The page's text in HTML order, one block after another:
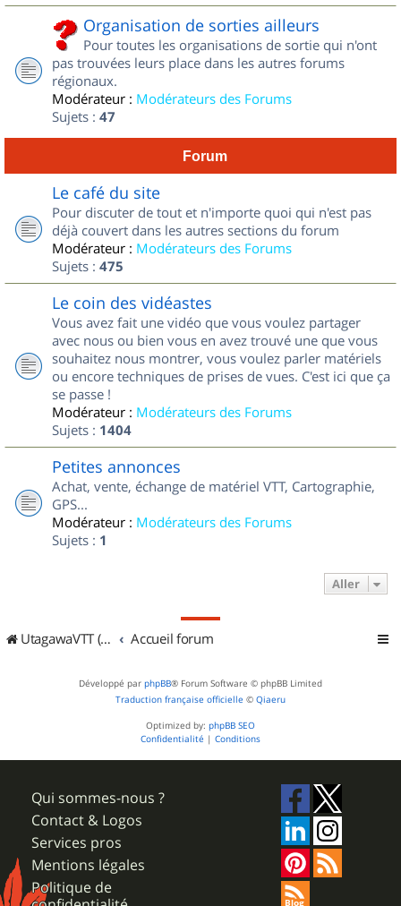
Organisation de sorties ailleurs
Pour toutes les organisations de sortie qui n'ont
pas trouvées leurs place dans les autres forums
régionaux.
Modérateur : Modérateurs des Forums
Sujets : 47
Forum
Le café du site
Pour discuter de tout et n'importe quoi qui n'est pas
déjà couvert dans les autres sections du forum
Modérateur : Modérateurs des Forums
Sujets : 475
Le coin des vidéastes
Vous avez fait une vidéo que vous voulez partager
avec nous ou bien vous en avez trouvé une que vous
souhaitez nous montrer, vous voulez parler matériels
ou encore techniques de prises de vues. C'est ici que ça
se passe !
Modérateur : Modérateurs des Forums
Sujets : 1404
Petites annonces
Achat, vente, échange de matériel VTT, Cartographie,
GPS...
Modérateur : Modérateurs des Forums
Sujets : 1
Aller
UtagawaVTT (Randos VTT et VTTAE avec traces GPS) Accueil forum
Développé par phpBB® Forum Software © phpBB Limited
Traduction française officielle © Qiaeru
Optimized by: phpBB SEO
Confidentialité | Conditions
Qui sommes-nous ?
Contact & Logos
Services pros
Mentions légales
Politique de